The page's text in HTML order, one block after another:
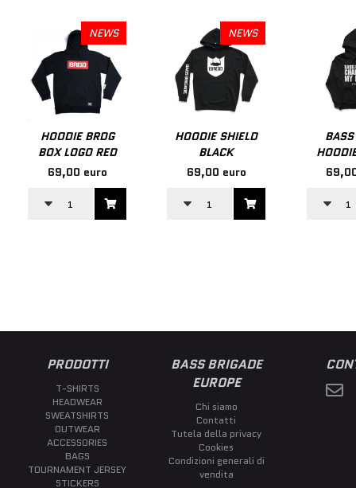
NEWS
HOODIE BRDG
BOX LOGO RED
69,00 euro
NEWS
HOODIE SHIELD
BLACK
69,00 euro
PRODOTTI
T-SHIRTS
HEADWEAR
SWEATSHIRTS
OUTWEAR
ACCESSORIES
BAGS
TOURNAMENT JERSEY
STICKERS
BASS BRIGADE
EUROPE
Chi siamo
Contatti
Tutela della privacy
Cookies
Condizioni generali di
vendita